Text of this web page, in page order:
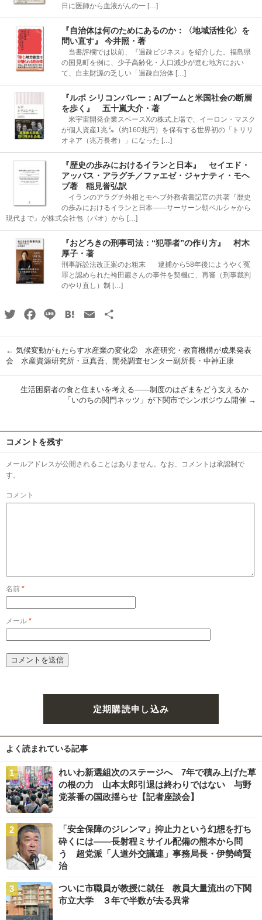
日に医師から血液がんの一 […]
『自治体は何のためにあるのか：〈地域活性化〉を
問い直す』 今井照・著
当書評欄では以前、『過疎ビジネス』を紹介した。福島県
の国見町を例に、少子高齢化・人口減少が進む地方におい
て、自主財源の乏しい「過疎自治体 […]
『ルポ シリコンバレー：AIブームと米国社会の断層
を歩く』 五十嵐大介・著
米宇宙開発企業スペースXの株式上場で、イーロン・マスク
が個人資産1兆㌦（約160兆円）を保有する世界初の「トリリ
オネア（兆万長者）」になった […]
『歴史の歩みにおけるイランと日本』 セイエド・
アッバス・アラグチ／ファエゼ・ジャナティ・モヘ
ブ著 稲見誉弘訳
イランのアラグチ外相とモヘブ外務省書記官の共著『歴史
の歩みにおけるイランと日本――サーサーン朝ペルシャから
現代まで』が株式会社包（パオ）から […]
『おどろきの刑事司法：“犯罪者”の作り方』 村木
厚子・著
刑事訴訟法改正案のお粗末 逮捕から58年後にようやく冤
罪と認められた袴田巖さんの事件を契機に、再審（刑事裁判
のやり直し）制 […]
TwitterFacebook
Line HatenaEmail
← 気候変動がもたらす水産業の変化② 水産研究・教育機構が成果発表
会 水産資源研究所・亘真吾、開発調査センター副所長・中神正康
生活困窮者の食と住まいを考える――制度のはざまをどう支えるか
「いのちの関門ネッツ」が下関市でシンポジウム開催 →
コメントを残す
メールアドレスが公開されることはありません。なお、コメントは承認制で
す。
コメント
名前 *
メール *
定期購読申し込み
よく読まれている記事
れいわ新選組次のステージへ 7年で積み上げた草
の根の力 山本太郎引退は終わりではない 与野
党茶番の国政揺らせ【記者座談会】
「安全保障のジレンマ」抑止力という幻想を打ち
砕くには――長射程ミサイル配備の熊本から問
う 超党派「人道外交議連」事務局長・伊勢崎賢
治
ついに市職員が教授に就任 教員大量流出の下関
市立大学 ３年で半数が去る異常